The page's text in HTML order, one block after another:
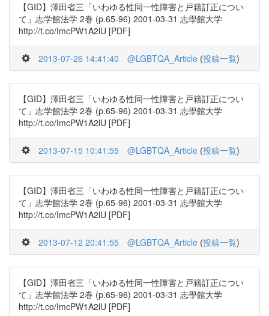
【GID】澤田省三「いわゆる性同一性障害と戸籍訂正につい
て」志学館法学 2巻 (p.65-96) 2001-03-31 志學館大学
http://t.co/ImcPW1A2lU [PDF]
2013-07-26 14:41:40 @LGBTQA_Article (投稿一覧)
【GID】澤田省三「いわゆる性同一性障害と戸籍訂正につい
て」志学館法学 2巻 (p.65-96) 2001-03-31 志學館大学
http://t.co/ImcPW1A2lU [PDF]
2013-07-15 10:41:55 @LGBTQA_Article (投稿一覧)
【GID】澤田省三「いわゆる性同一性障害と戸籍訂正につい
て」志学館法学 2巻 (p.65-96) 2001-03-31 志學館大学
http://t.co/ImcPW1A2lU [PDF]
2013-07-12 20:41:55 @LGBTQA_Article (投稿一覧)
【GID】澤田省三「いわゆる性同一性障害と戸籍訂正につい
て」志学館法学 2巻 (p.65-96) 2001-03-31 志學館大学
http://t.co/ImcPW1A2lU [PDF]